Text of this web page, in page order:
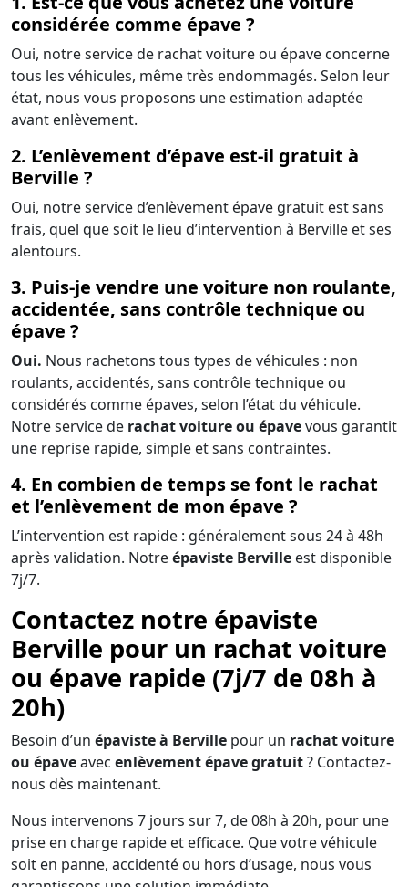
considérée comme épave ?
Oui, notre service de rachat voiture ou épave concerne
tous les véhicules, même très endommagés. Selon leur
état, nous vous proposons une estimation adaptée
avant enlèvement.
2. L’enlèvement d’épave est-il gratuit à
Berville ?
Oui, notre service d’enlèvement épave gratuit est sans
frais, quel que soit le lieu d’intervention à Berville et ses
alentours.
3. Puis-je vendre une voiture non roulante,
accidentée, sans contrôle technique ou
épave ?
Oui. Nous rachetons tous types de véhicules : non
roulants, accidentés, sans contrôle technique ou
considérés comme épaves, selon l’état du véhicule.
Notre service de rachat voiture ou épavevous garantit
une reprise rapide, simple et sans contraintes.
4. En combien de temps se font le rachat
et l’enlèvement de mon épave ?
L’intervention est rapide : généralement sous 24 à 48h
après validation. Notreépaviste Berville est disponible
7j/7.
Contactez notre épaviste
Berville pour un rachat voiture
ou épave rapide (7j/7 de 08h à
20h)
Besoin d’un épaviste à Berville pour un rachat voiture
ou épaveavec enlèvement épave gratuit? Contactez-
nous dès maintenant.
Nous intervenons 7 jours sur 7, de 08h à 20h, pour une
prise en charge rapide et efficace. Que votre véhicule
soit en panne, accidenté ou hors d’usage, nous vous